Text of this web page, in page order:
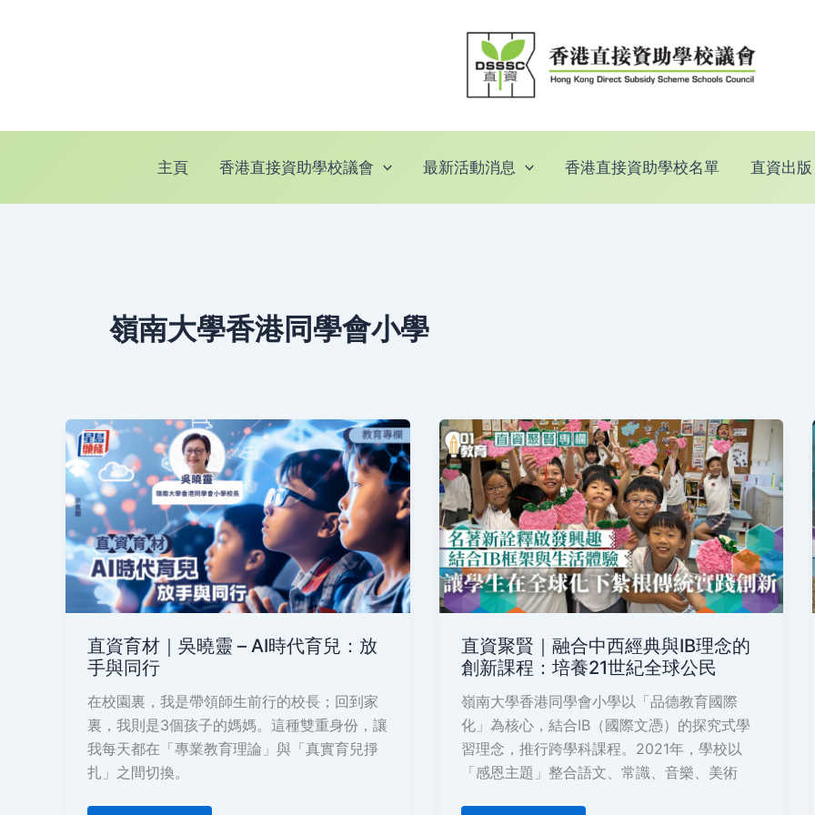
容
主頁 香港直接資助學校議會 最新活動消息 香港直接資助學校名單 直資出版
嶺南大學香港同學會小學
直資育材｜吳曉靈 – AI時代育兒：放
手與同行
在校園裏，我是帶領師生前行的校長；回到家
裏，我則是3個孩子的媽媽。這種雙重身份，讓
我每天都在「專業教育理論」與「真實育兒掙
扎」之間切換。
直
資
育
材
｜
吳
曉
靈
–
AI
時
代
育
兒：
手
與
同
直資聚賢｜融合中西經典與IB理念的
創新課程：培養21世紀全球公民
嶺南大學香港同學會小學以「品德教育國際
化」為核心，結合IB（國際文憑）的探究式學
習理念，推行跨學科課程。2021年，學校以
「感恩主題」整合語文、常識、音樂、美術
直
資
聚
賢
｜
融
合
中
西
經
典
與
IB
理
的
創
新
程：
培
養
21
世
紀
球